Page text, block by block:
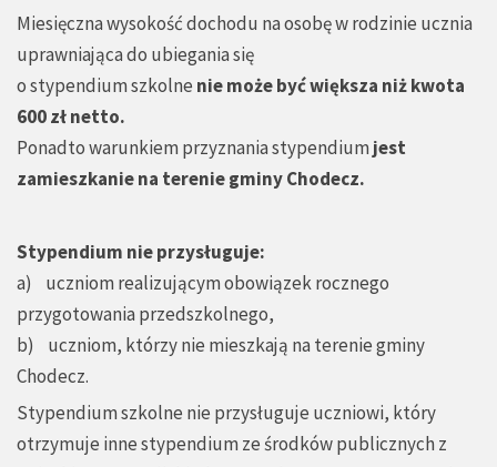
Miesięczna wysokość dochodu na osobę w rodzinie ucznia
uprawniająca do ubiegania się
o stypendium szkolne nie może być większa niżkwota
600 zł netto.
Ponadto warunkiem przyznania stypendium jest
zamieszkanie na terenie gminy Chodecz.
Stypendium nie przysługuje:
a) uczniom realizującym obowiązek rocznego
przygotowania przedszkolnego,
b) uczniom, którzy nie mieszkają na terenie gminy
Chodecz.
Stypendium szkolne nie przysługuje uczniowi, który
otrzymuje inne stypendium ze środków publicznych z